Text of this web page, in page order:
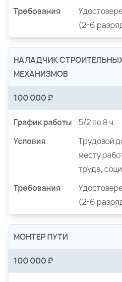
Требования
(2-6
НАЛАДЧИК
МЕХАНИЗМОВ
100 000 ₽
График работы
5/2 по 8 ч.
Условия
Трудовой
месту
труда,
Требования
(2-6
МОНТЕР ПУТИ
100 000 ₽